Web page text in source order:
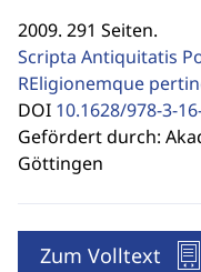
2009. 291 Seiten.
Scripta Antiquitatis
REligionemque
DOI 10.1628/978-3-
Gefördert durch:
Göttingen
Zum Volltext